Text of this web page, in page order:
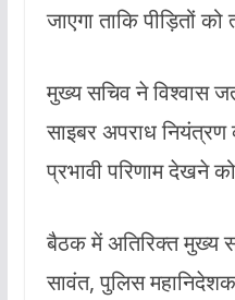
जाएगा ताकि पीड़ितों
मुख्य सचिव ने विश्वास
साइबर अपराध
प्रभावी परिणाम देखने
बैठक में अतिरिक्त मुख्य
सावंत, पुलिस महानिदेशक